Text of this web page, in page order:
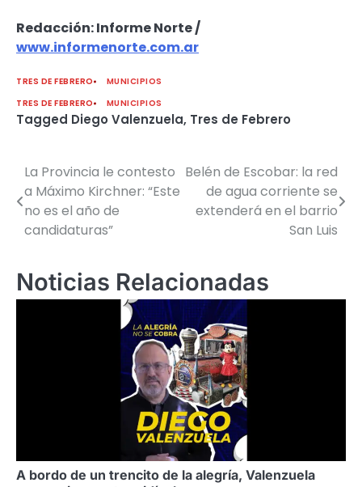
Redacción: Informe Norte /
www.informenorte.com.ar
TRES DE FEBRERO
MUNICIPIOS
TRES DE FEBRERO
MUNICIPIOS
Tagged Diego Valenzuela, Tres de Febrero
Navegación
de
entradas
La Provincia le contesto
a Máximo Kirchner: “Este
no es el año de
candidaturas”
Belén de Escobar: la red
de agua corriente se
extenderá en el barrio
San Luis
Noticias Relacionadas
A bordo de un trencito de la alegría, Valenzuela